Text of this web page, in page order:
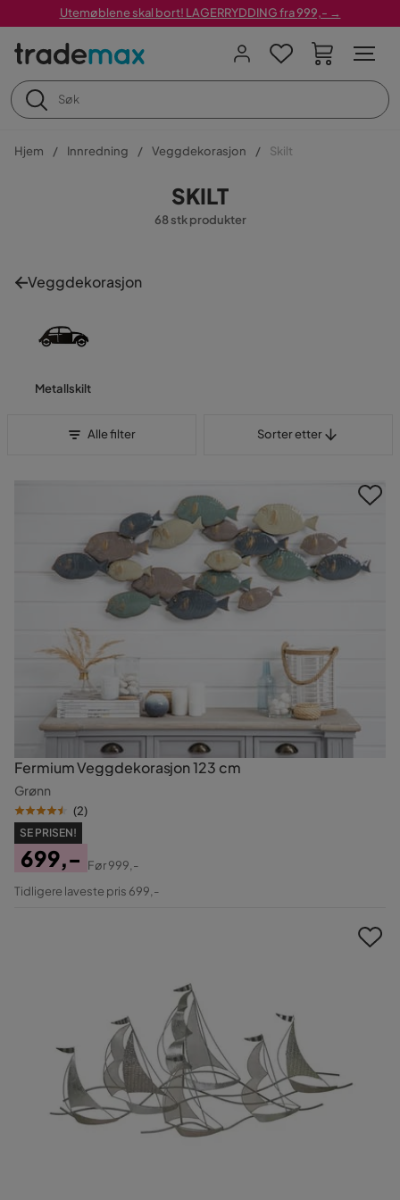
Utemøblene skal bort! LAGERRYDDING fra 999,- →
Hjem Innredning Veggdekorasjon Skilt
SKILT
68 stk produkter
Veggdekorasjon
Metallskilt
Alle filter Sorter etter
Fermium Veggdekorasjon 123 cm
Grønn
(2)
SE PRISEN!
Pris
699,-
Original
Før999,-
Tidligere laveste pris 699,-